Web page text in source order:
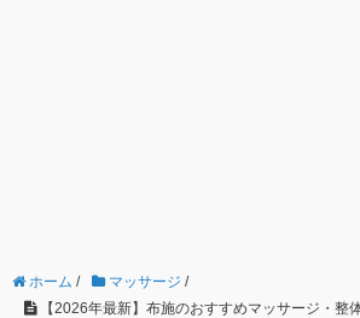
ホーム / マッサージ /
【2026年最新】布施のおすすめマッサージ・整